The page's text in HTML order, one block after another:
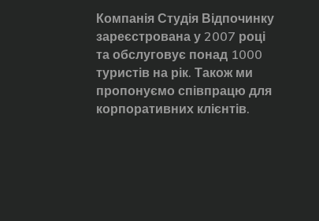
Компанія Студія Відпочинку
зареєстрована у 2007 році
та обслуговує понад 1000
туристів на рік. Також ми
пропонуємо співпрацю для
корпоративних клієнтів.